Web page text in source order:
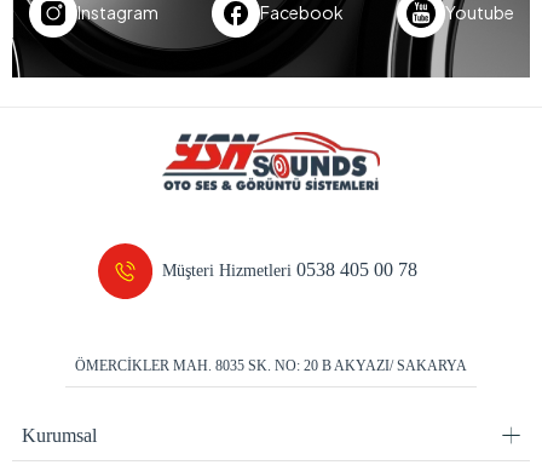
Instagram Facebook Youtube
Müşteri Hizmetleri0538 405 00 78
ÖMERCİKLER MAH. 8035 SK. NO: 20 B AKYAZI/ SAKARYA
Kurumsal